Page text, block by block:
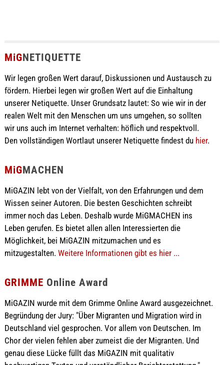
MiGNETIQUETTE
Wir legen großen Wert darauf, Diskussionen und Austausch zu
fördern. Hierbei legen wir großen Wert auf die Einhaltung
unserer Netiquette. Unser Grundsatz lautet: So wie wir in der
realen Welt mit den Menschen um uns umgehen, so sollten
wir uns auch im Internet verhalten: höflich und respektvoll.
Den vollständigen Wortlaut unserer Netiquette findest du hier.
MiGMACHEN
MiGAZIN lebt von der Vielfalt, von den Erfahrungen und dem
Wissen seiner Autoren. Die besten Geschichten schreibt
immer noch das Leben. Deshalb wurde MiGMACHEN ins
Leben gerufen. Es bietet allen allen Interessierten die
Möglichkeit, bei MiGAZIN mitzumachen und es
mitzugestalten. Weitere Informationen gibt es hier ...
GRIMME Online Award
MiGAZIN wurde mit dem Grimme Online Award ausgezeichnet.
Begründung der Jury: "Über Migranten und Migration wird in
Deutschland viel gesprochen. Vor allem von Deutschen. Im
Chor der vielen fehlen aber zumeist die der Migranten. Und
genau diese Lücke füllt das MiGAZIN mit qualitativ